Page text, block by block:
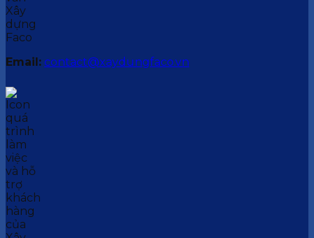
Email: contact@xaydungfaco.vn